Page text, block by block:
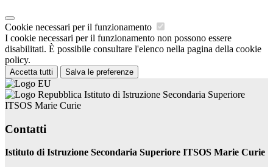
Cookie necessari per il funzionamento
I cookie necessari per il funzionamento non possono essere
disabilitati. È possibile consultare l'elenco nella pagina della cookie
policy.
Accetta tutti Salva le preferenze
Istituto di Istruzione Secondaria Superiore
ITSOS Marie Curie
Contatti
Istituto di Istruzione Secondaria Superiore ITSOS Marie Curie